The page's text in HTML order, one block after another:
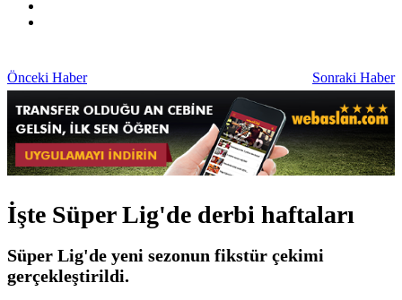
Önceki Haber Sonraki Haber
İşte Süper Lig'de derbi haftaları
Süper Lig'de yeni sezonun fikstür çekimi
gerçekleştirildi.